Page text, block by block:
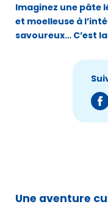
Imaginez une pâte
et moelleuse à
savoureux… C’est
Une aventure